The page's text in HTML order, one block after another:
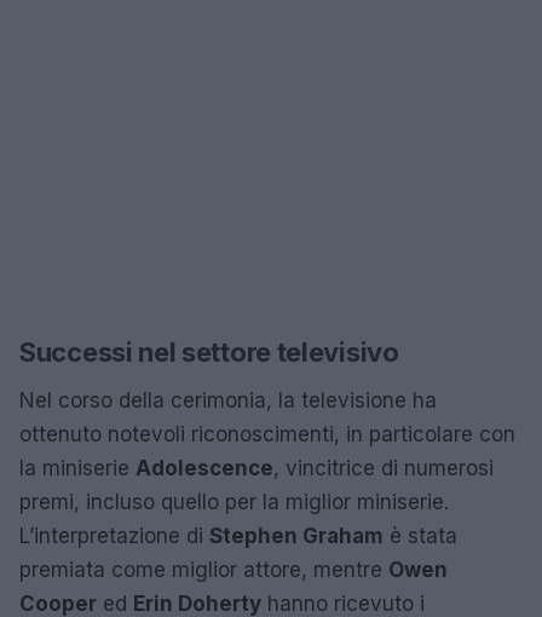
Successi nel settore televisivo
Nel corso della cerimonia, la televisione ha
ottenuto notevoli riconoscimenti, in particolare con
la miniserie Adolescence, vincitrice di numerosi
premi, incluso quello per la miglior miniserie.
L’interpretazione di Stephen Graham è stata
premiata come miglior attore, mentre Owen
Cooper ed Erin Doherty hanno ricevuto i